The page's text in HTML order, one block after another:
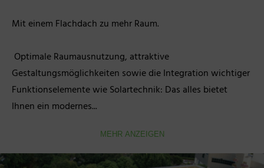
Mit einem Flachdach zu mehr Raum.
Gestaltungsmöglichkeiten sowie die Integration wichtiger
Funktionselemente wie Solartechnik: Das alles bietet
Ihnen ein modernes...
MEHR ANZEIGEN